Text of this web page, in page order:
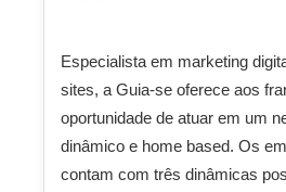
Especialista em marketing
sites, a Guia-se oferece aos
oportunidade de atuar em um
dinâmico e home based. Os
contam com três dinâmicas